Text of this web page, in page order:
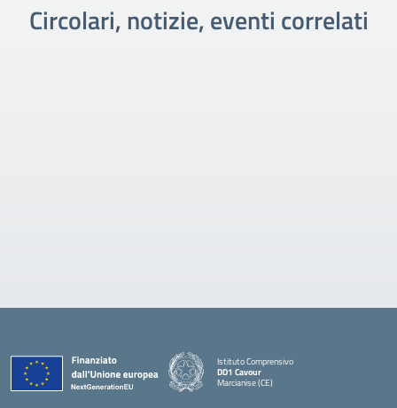
Circolari, notizie, eventi correlati
Istituto Comprensivo
DD1 Cavour
Marcianise (CE)